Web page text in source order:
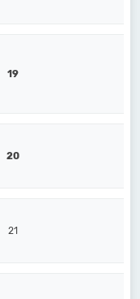
19
20
21